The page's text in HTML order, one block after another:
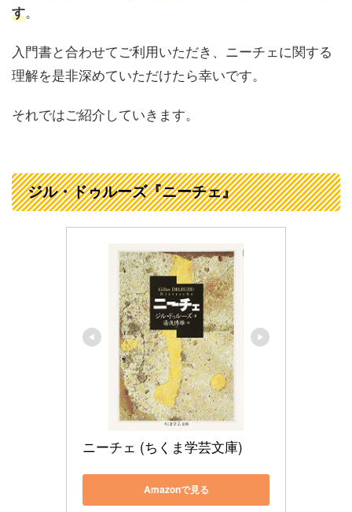
す。
入門書と合わせてご利用いただき、ニーチェに関する
理解を是非深めていただけたら幸いです。
それではご紹介していきます。
ジル・ドゥルーズ『ニーチェ』
ニーチェ (ちくま学芸文庫)
Amazonで見る